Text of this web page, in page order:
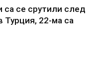
са се срутили след
Турция, 22-ма са